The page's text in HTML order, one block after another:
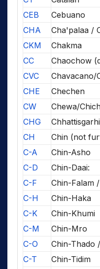
CEB
Cebuano
CHA
Cha'palaa /
CKM
Chakma
CC
Chaochow
CVC
Chavacano/
CHE
Chechen
CW
Chewa/
CHG
Chhattisgarhi
CH
Chin (not
C-A
Chin-Asho
C-D
Chin-Daai:
C-F
Chin-Falam
C-H
Chin-Haka
C-K
Chin-Khumi
C-M
Chin-Mro
C-O
Chin-Thado
C-T
Chin-Tidim